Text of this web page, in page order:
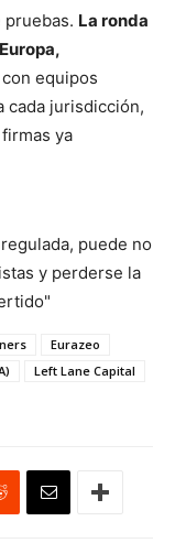
pruebas. La ronda
con equipos
cada jurisdicción,
ya
puede no
y perderse la
Eurazeo
Left Lane Capital